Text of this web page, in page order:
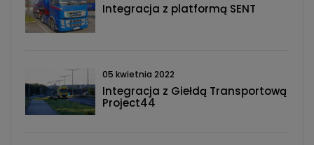
Integracja z platformą SENT
05 kwietnia 2022
Integracja z Giełdą Transportową
Project44